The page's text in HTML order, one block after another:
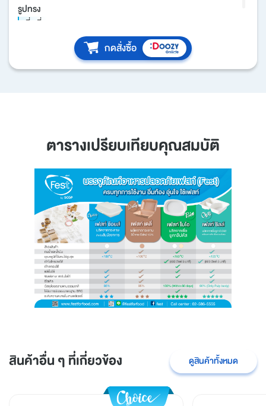
รูปทรง
สี่เหลี่ยม
รายละเอียดสินค้า
- หลังใช้แล้ว สามารถลอกฟิล์มพลาสติกออกจากกล่องได้ พลาสติก
นำไปรีไซเคิลได้ กล่องย่อยสลายภายใน 60 วัน
- ใช้อุ่นในไมโครเวฟได้
- เหมาะสำหรับการจัดส่งแบบเดลิเวอรี่
กดสั่งซื้อ
ตารางเปรียบเทียบคุณสมบัติ
สินค้าอื่น ๆ ที่เกี่ยวข้อง ดูสินค้าทั้งหมด